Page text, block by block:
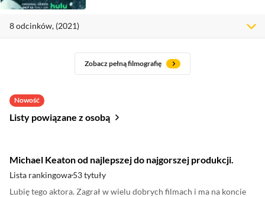
8odcinków, (2021)
Zobacz pełną filmografię
Nowość
Listy powiązane z osobą
Michael Keaton od najlepszej do najgorszej produkcji.
Lista rankingowa53 tytuły
Lubię tego aktora. Zagrał w wielu dobrych filmach i ma na koncie